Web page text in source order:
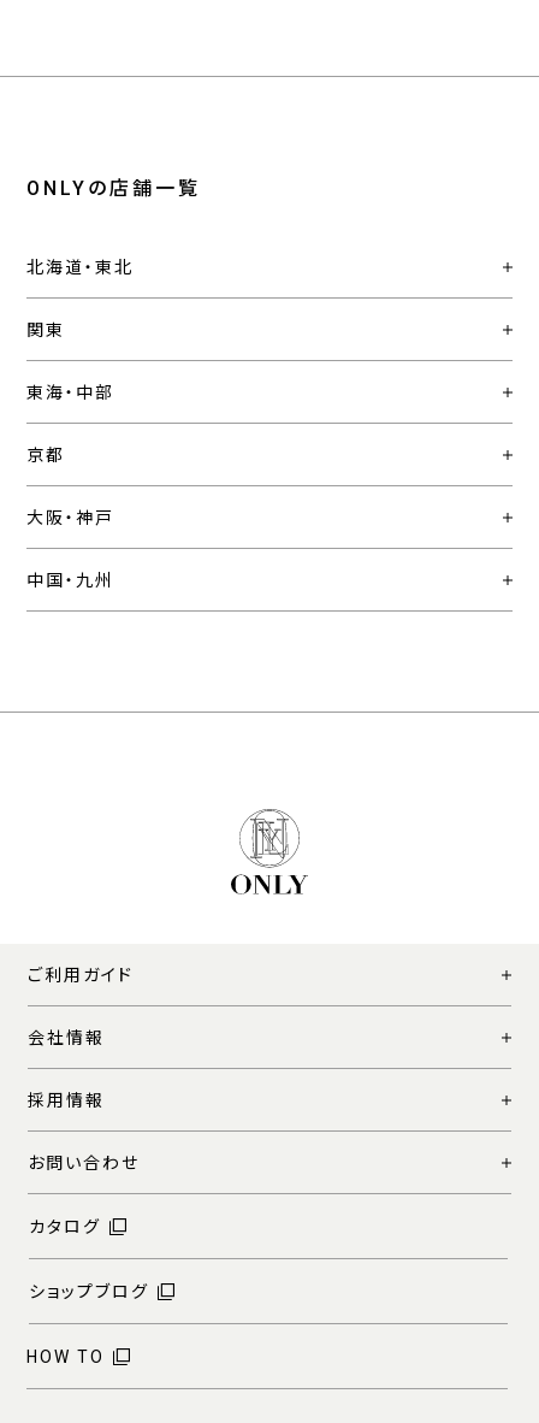
ONLYの店舗一覧
北海道・東北
関東
東海・中部
京都
大阪・神戸
中国・九州
ご利用ガイド
会社情報
採用情報
お問い合わせ
カタログ
ショップブログ
HOW TO